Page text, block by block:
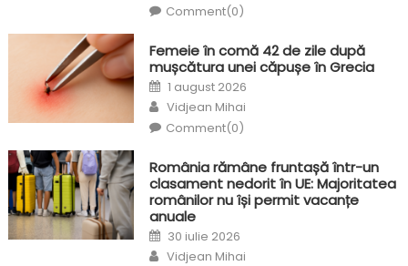
Comment(0)
Femeie în comă 42 de zile după
mușcătura unei căpușe în Grecia
Posted
on
1 august 2026
Author
Vidjean Mihai
Comment(0)
România rămâne fruntașă într-un
clasament nedorit în UE: Majoritatea
românilor nu își permit vacanțe
anuale
Posted
on
30 iulie 2026
Author
Vidjean Mihai